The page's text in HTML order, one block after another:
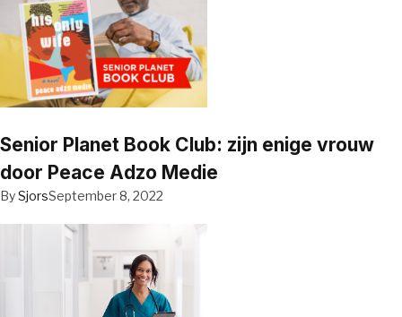
Senior Planet Book Club: zijn enige vrouw
door Peace Adzo Medie
BySjorsSeptember 8, 2022